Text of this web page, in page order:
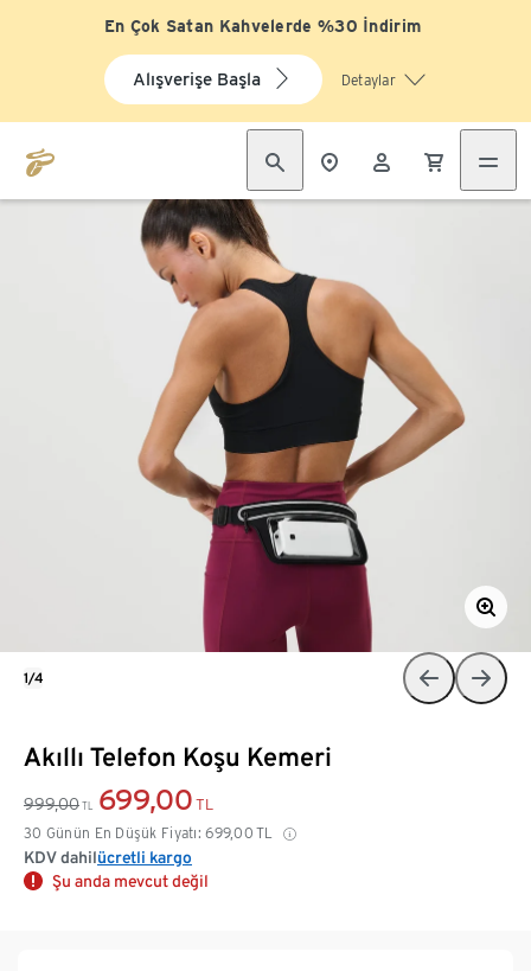
En Çok Satan Kahvelerde %30 İndirim
Alışverişe Başla Detaylar
Akıllı Telefon Koşu Kemeri
999,00 TL 699,00 TL
30 Günün En Düşük Fiyatı: 699,00 TL
KDV dahilücretli kargo
Şu anda mevcut değil
1/4